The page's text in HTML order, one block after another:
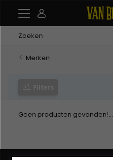
Merken
Geen producten gevonden!...